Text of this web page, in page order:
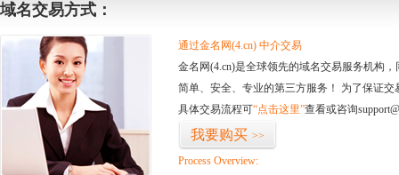
域名交易方式：
通过金名网(4.cn) 中介交易
金名网(4.cn)是全球领先的域名交易服务机构
简单、安全、专业的第三方服务！ 为了保证
具体交易流程可“点击这里”查看或咨询
我要购买 >>
Process Overview: